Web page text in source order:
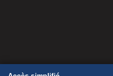
© 1989-2026 Télé